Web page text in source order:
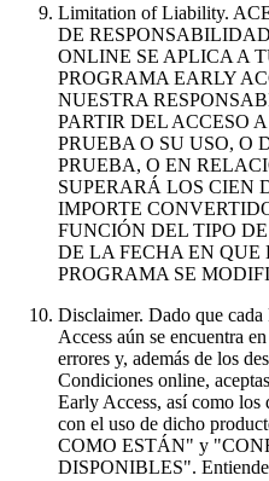
Limitation of Liability.
DE
ONLINE SE APLICA A
PROGRAMA EARLY
NUESTRA
PARTIR DEL ACCESO
PRUEBA O SU USO, O
PRUEBA, O EN
SUPERARÁ LOS CIEN
IMPORTE
FUNCIÓN DEL TIPO
DE LA FECHA EN QUE
PROGRAMA SE
Disclaimer. Dado que
Access aún se encuentra
errores y, además de los
Condiciones online,
Early Access, así como los
con el uso de dicho
COMO ESTÁN" y
DISPONIBLES".